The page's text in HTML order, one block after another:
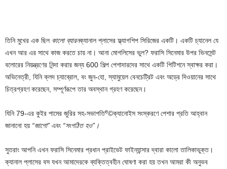
তিনি মুখের এক ছিল কালো ব্যারনক্যানাল প্লাসের ফ্ল্যাগশিপ সিরিজের একটি। একটি চ্যানেল যে
এখন আর এর সাথে কাজ করতে চায় না। আনা মোগলিসের ভুল? ফরাসি সিনেমার উপর ভিনসেন্ট
বলোরের নিয়ন্ত্রণের নিন্দা করার জন্য 600 শিল্প পেশাদারদের সাথে একটি পিটিশনে স্বাক্ষর করা।
অভিনেত্রী, যিনি ক্লদ চ্যাব্রোল, বং জুন-হো, স্যামুয়েল বেনচেট্রিট এবং অড্রে দিওয়ানের সাথে
চিত্রগ্রহণ করেছেন, সম্পূর্ণরূপে তার অবস্থান গ্রহণ করেছেন।
যিনি 79-এর কুইর পামের জুরির সহ-সভাপতিe©ক্যানোইস সংস্করণে পেশার প্রতি আহ্বান
জানানো হয় “জাগো” এবং “সংগঠিত হও”।
সুতরাং আপনি এখন ফরাসি সিনেমার প্রধান প্রাইভেট ফাইন্যান্সার দ্বারা কালো তালিকাভুক্ত।
ক্যানাল প্লাসের বস যখন আমাদেরকে ব্যক্তিত্বহীন ঘোষণা করা হয় তখন আমরা কী অনুভব